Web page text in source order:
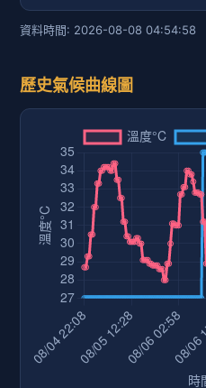
資料時間: 2026-08-08 04:54:58
歷史氣候曲線圖